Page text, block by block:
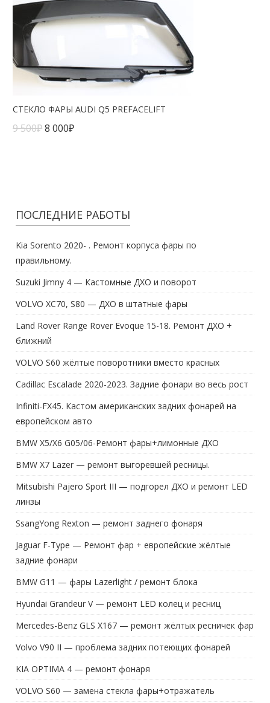
СТЕКЛО ФАРЫ AUDI Q5 PREFACELIFT
9 500₽8 000₽
ПОСЛЕДНИЕ РАБОТЫ
Kia Sorento 2020- . Ремонт корпуса фары по
правильному.
Suzuki Jimny 4 — Кастомные ДХО и поворот
VOLVO XC70, S80 — ДХО в штатные фары
Land Rover Range Rover Evoque 15-18. Ремонт ДХО +
ближний
VOLVO S60 жёлтые поворотники вместо красных
Cadillac Escalade 2020-2023. Задние фонари во весь рост
Infiniti-FX45. Кастом американских задних фонарей на
европейском авто
BMW X5/X6 G05/06-Ремонт фары+лимонные ДХО
BMW X7 Lazer — ремонт выгоревшей ресницы.
Mitsubishi Pajero Sport III — подгорел ДХО и ремонт LED
линзы
SsangYong Rexton — ремонт заднего фонаря
Jaguar F-Type — Ремонт фар + европейские жёлтые
задние фонари
BMW G11 — фары Lazerlight / ремонт блока
Hyundai Grandeur V — ремонт LED колец и ресниц
Mercedes-Benz GLS X167 — ремонт жёлтых ресничек фар
Volvo V90 II — проблема задних потеющих фонарей
KIA OPTIMA 4 — ремонт фонаря
VOLVO S60 — замена стекла фары+отражатель